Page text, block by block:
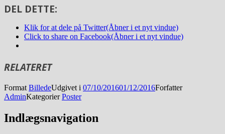
DEL DETTE:
Klik for at dele på Twitter(Åbner i et nyt vindue)
Click to share on Facebook(Åbner i et nyt vindue)
RELATERET
Format BilledeUdgivet i 07/10/201601/12/2016Forfatter
AdminKategorierPoster
Indlægsnavigation